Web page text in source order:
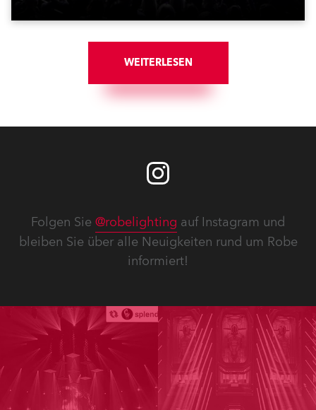
WEITERLESEN
Folgen Sie @robelighting auf Instagram und
bleiben Sie über alle Neuigkeiten rund um Robe
informiert!